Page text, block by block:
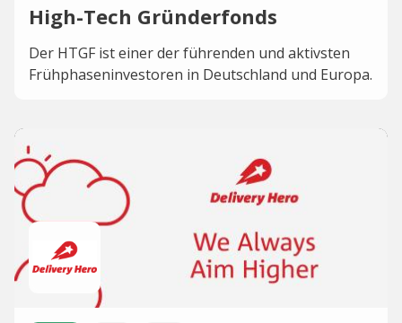
High-Tech Gründerfonds
Der HTGF ist einer der führenden und aktivsten
Frühphaseninvestoren in Deutschland und Europa.